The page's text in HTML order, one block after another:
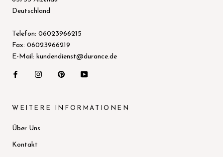
Deutschland
Telefon: 06023966215
Fax: 06023966219
E-Mail: kundendienst@durance.de
WEITERE INFORMATIONEN
Über Uns
Kontakt